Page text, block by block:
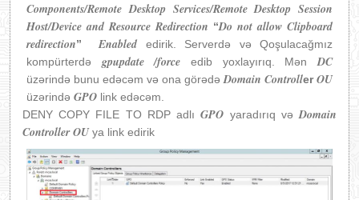
Components/Remote Desktop Services/Remote Desktop Session
Host/Device and Resource Redirection “Do not allow Clipboard
redirection” Enabled edirik. Serverdə və Qoşulacağmız
kompürterdə gpupdate /force edib yoxlayırıq. MənDC
üzərində bunu edəcəm və ona görədə Domain ControllerOU
üzərində GPO link edəcəm.
DENY COPY FILE TO RDP adlı GPO yaradırıq vəDomain
Controller OU ya link edirik